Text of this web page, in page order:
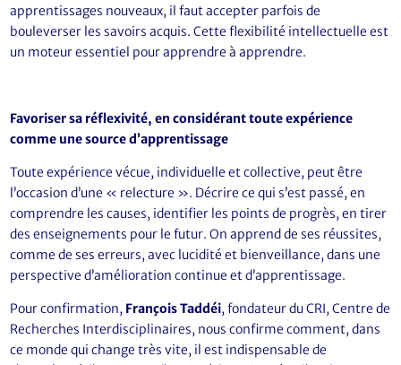
apprentissages nouveaux, il faut accepter parfois de
bouleverser les savoirs acquis. Cette flexibilité intellectuelle est
un moteur essentiel pour apprendre à apprendre.
Favoriser sa réflexivité, en considérant toute expérience
comme une source d’apprentissage
Toute expérience vécue, individuelle et collective, peut être
l’occasion d’une « relecture ». Décrire ce qui s’est passé, en
comprendre les causes, identifier les points de progrès, en tirer
des enseignements pour le futur. On apprend de ses réussites,
comme de ses erreurs, avec lucidité et bienveillance, dans une
perspective d’amélioration continue et d’apprentissage.
Pour confirmation, François Taddéi, fondateur du CRI, Centre de
Recherches Interdisciplinaires, nous confirme comment, dans
ce monde qui change très vite, il est indispensable de